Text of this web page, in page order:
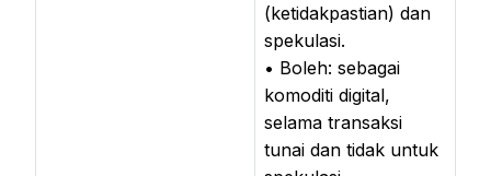
(ketidakpastian) dan
spekulasi.
• Boleh: sebagai
komoditi digital,
selama transaksi
tunai dan tidak untuk